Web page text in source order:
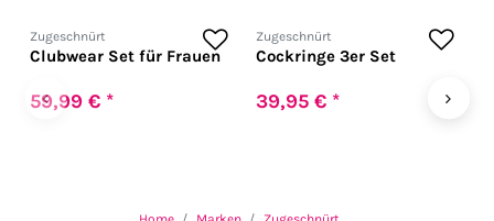
‹
Zugeschnürt
Clubwear Set für Frauen
59,99 € *
Zugeschnürt
Cockringe 3er Set
39,95 € * ›